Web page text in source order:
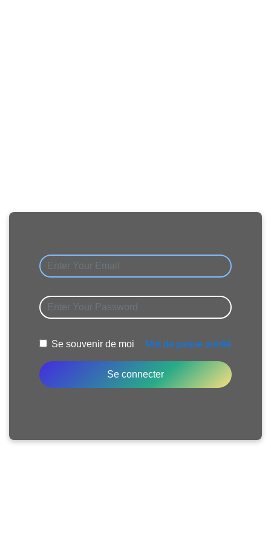
Se souvenir de moi Mot de passe oublié
Se connecter